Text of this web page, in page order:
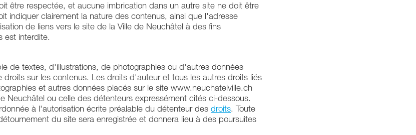
être respectée, et aucune imbrication dans un autre site ne doit être
indiquer clairement la nature des contenus, ainsi que l'adresse
de liens vers le site de la Ville de Neuchâtel à des fins
est interdite.
de textes, d'illustrations, de photographies ou d'autres données
droits sur les contenus. Les droits d'auteur et tous les autres droits liés
et autres données placés sur le site www.neuchatelville.ch
Neuchâtel ou celle des détenteurs expressément cités ci-dessous.
à l'autorisation écrite préalable du détenteur des droits. Toute
du site sera enregistrée et donnera lieu à des poursuites